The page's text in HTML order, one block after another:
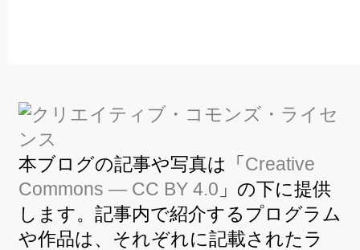
本ブログの記事や写真は「Creative
Commons — CC BY 4.0 」の下に提供
します。記事内で紹介するプログラム
や作品は、それぞれに記載されたラ